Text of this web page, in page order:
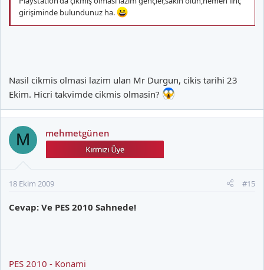
girişiminde bulundunuz ha.
Nasil cikmis olmasi lazim ulan Mr Durgun, cikis tarihi 23
Ekim. Hicri takvimde cikmis olmasin?
M mehmetgünen
18 Ekim 2009 #15
Cevap: Ve PES 2010 Sahnede!
PES 2010 - Konami